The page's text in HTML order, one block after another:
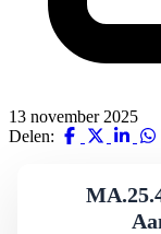
13 november 2025
Delen: